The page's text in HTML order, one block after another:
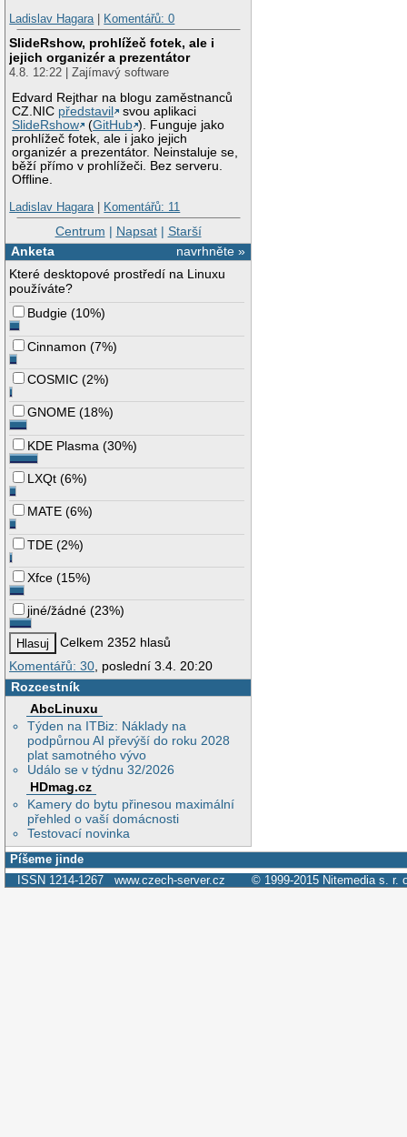
Ladislav Hagara| Komentářů: 0
SlideRshow, prohlížeč fotek, ale i
jejich organizér a prezentátor
4.8. 12:22 | Zajímavý software
Edvard Rejthar na blogu zaměstnanců
CZ.NIC představil
svou aplikaci
SlideRshow
(GitHub ). Funguje jako
prohlížeč fotek, ale i jako jejich
organizér a prezentátor. Neinstaluje se,
běží přímo v prohlížeči. Bez serveru.
Offline.
Ladislav Hagara| Komentářů: 11
Centrum | Napsat| Starší
navrhněte »
Anketa
Které desktopové prostředí na Linuxu
používáte?
Budgie (10%)
Cinnamon (7%)
COSMIC (2%)
GNOME (18%)
KDE Plasma (30%)
LXQt (6%)
MATE (6%)
TDE (2%)
Xfce (15%)
jiné/žádné (23%)
Celkem 2352 hlasů
Komentářů: 30 , poslední 3.4. 20:20
Rozcestník
AbcLinuxu
Týden na ITBiz: Náklady na
podpůrnou AI převýší do roku 2028
plat samotného vývo
Událo se v týdnu 32/2026
HDmag.cz
Kamery do bytu přinesou maximální
přehled o vaší domácnosti
Testovací novinka
Píšeme jinde
ISSN 1214-1267 www.czech-server.cz © 1999-2015 Nitemedia s. r.